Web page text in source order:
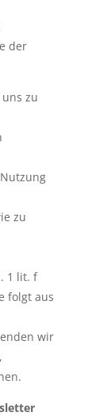
der
zu
zu
1 lit. f
folgt aus
wir